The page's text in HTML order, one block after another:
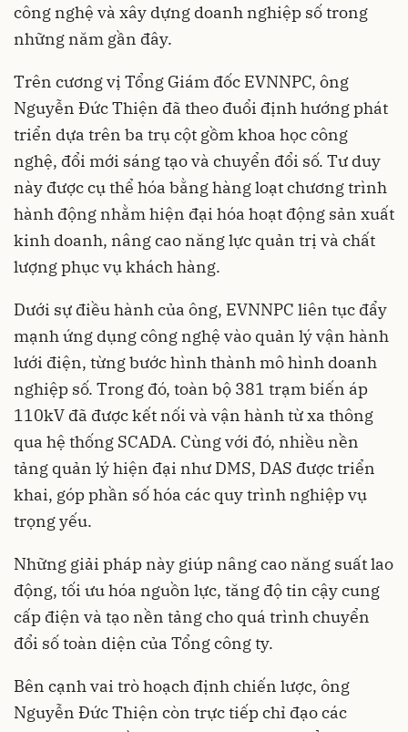
công nghệ và xây dựng doanh nghiệp số trong
những năm gần đây.
Trên cương vị Tổng Giám đốc EVNNPC, ông
Nguyễn Đức Thiện đã theo đuổi định hướng phát
triển dựa trên ba trụ cột gồm khoa học công
nghệ, đổi mới sáng tạo và chuyển đổi số. Tư duy
này được cụ thể hóa bằng hàng loạt chương trình
hành động nhằm hiện đại hóa hoạt động sản xuất
kinh doanh, nâng cao năng lực quản trị và chất
lượng phục vụ khách hàng.
Dưới sự điều hành của ông, EVNNPC liên tục đẩy
mạnh ứng dụng công nghệ vào quản lý vận hành
lưới điện, từng bước hình thành mô hình doanh
nghiệp số. Trong đó, toàn bộ 381 trạm biến áp
110kV đã được kết nối và vận hành từ xa thông
qua hệ thống SCADA. Cùng với đó, nhiều nền
tảng quản lý hiện đại như DMS, DAS được triển
khai, góp phần số hóa các quy trình nghiệp vụ
trọng yếu.
Những giải pháp này giúp nâng cao năng suất lao
động, tối ưu hóa nguồn lực, tăng độ tin cậy cung
cấp điện và tạo nền tảng cho quá trình chuyển
đổi số toàn diện của Tổng công ty.
Bên cạnh vai trò hoạch định chiến lược, ông
Nguyễn Đức Thiện còn trực tiếp chỉ đạo các